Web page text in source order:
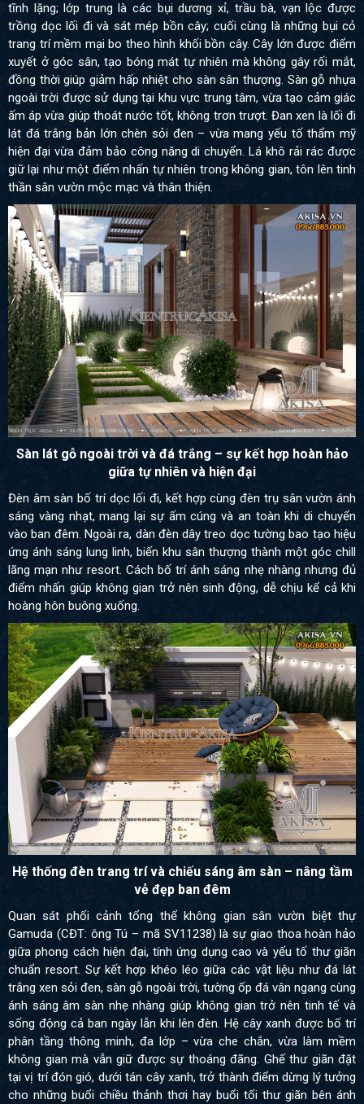
tĩnh lặng; lớp trung là các bụi dương xỉ, trầu bà, vạn lộc được
trồng dọc lối đi và sát mép bồn cây; cuối cùng là những bụi cỏ
trang trí mềm mại bo theo hình khối bồn cây. Cây lớn được điểm
xuyết ở góc sân, tạo bóng mát tự nhiên mà không gây rối mắt,
đồng thời giúp giảm hấp nhiệt cho sàn sân thượng. Sàn gỗ nhựa
ngoài trời được sử dụng tại khu vực trung tâm, vừa tạo cảm giác
ấm áp vừa giúp thoát nước tốt, không trơn trượt. Đan xen là lối đi
lát đá trắng bản lớn chèn sỏi đen – vừa mang yếu tố thẩm mỹ
hiện đại vừa đảm bảo công năng di chuyển. Lá khô rải rác được
giữ lại như một điểm nhấn tự nhiên trong không gian, tôn lên tinh
thần sân vườn mộc mạc và thân thiện.
Sàn lát gỗ ngoài trời và đá trắng – sự kết hợp hoàn hảo
giữa tự nhiên và hiện đại
Đèn âm sàn bố trí dọc lối đi, kết hợp cùng đèn trụ sân vườn ánh
sáng vàng nhạt, mang lại sự ấm cúng và an toàn khi di chuyển
vào ban đêm. Ngoài ra, dàn đèn dây treo dọc tường bao tạo hiệu
ứng ánh sáng lung linh, biến khu sân thượng thành một góc chill
lãng mạn như resort. Cách bố trí ánh sáng nhẹ nhàng nhưng đủ
điểm nhấn giúp không gian trở nên sinh động, dễ chịu kể cả khi
hoàng hôn buông xuống.
Hệ thống đèn trang trí và chiếu sáng âm sàn – nâng tầm
vẻ đẹp ban đêm
Quan sát phối cảnh tổng thể không gian sân vườn biệt thự
Gamuda (CĐT: ông Tú – mã SV11238) là sự giao thoa hoàn hảo
giữa phong cách hiện đại, tính ứng dụng cao và yếu tố thư giãn
chuẩn resort. Sự kết hợp khéo léo giữa các vật liệu như đá lát
trắng xen sỏi đen, sàn gỗ ngoài trời, tường ốp đá vân ngang cùng
ánh sáng âm sàn nhẹ nhàng giúp không gian trở nên tinh tế và
sống động cả ban ngày lẫn khi lên đèn. Hệ cây xanh được bố trí
phân tầng thông minh, đa lớp – vừa che chắn, vừa làm mềm
không gian mà vẫn giữ được sự thoáng đãng. Ghế thư giãn đặt
tại vị trí đón gió, dưới tán cây xanh, trở thành điểm dừng lý tưởng
cho những buổi chiều thảnh thơi hay buổi tối thư giãn bên ánh